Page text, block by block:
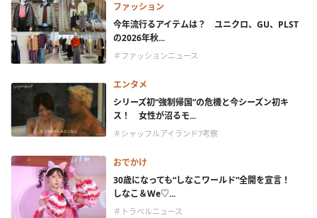
ファッション
今年流行るアイテムは？ ユニクロ、GU、PLST
の2026年秋...
＃ファッションニュース
エンタメ
シリーズ初“強制帰国”の危機と今シーズン初キ
ス！ 女性が沼るモ...
＃シャッフルアイランド7考察
おでかけ
30歳になっても“しなこワールド”全開を宣言！
しなこ＆We♡...
＃トラベルニュース